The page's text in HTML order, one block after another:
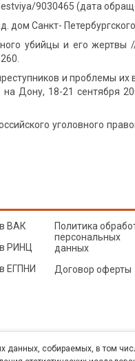
9030465 (дата
Санкт- Петербургского
убийцы и его
и проблемы
Дону, 18-21 сентября
уголовного
ВАК
РИНЦ
ЕГПНИ
Политика
персональных
данных
Договор оферты
лицензии Creative Commons
данных, собираемых, в том